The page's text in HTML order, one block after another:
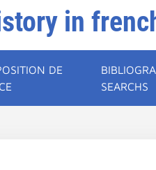
in
DE
SEARCHS